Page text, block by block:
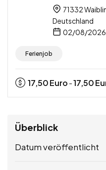
71332
Deutschland
02/08/2026
Ferienjob
17,50Euro -17,50
Überblick
Datum veröffentlicht